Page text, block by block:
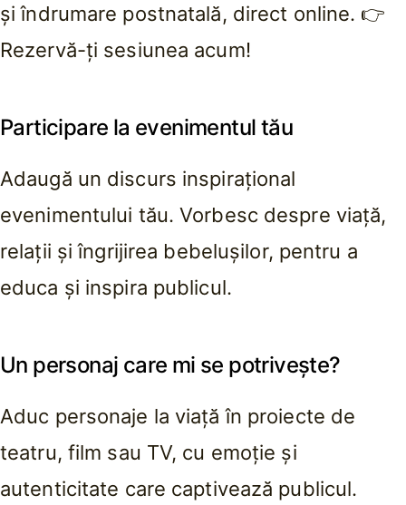
și îndrumare postnatală, direct online. 👉
Rezervă-ți sesiunea acum!
Participare la evenimentul tău
Adaugă un discurs inspirațional
evenimentului tău. Vorbesc despre viață,
relații și îngrijirea bebelușilor, pentru a
educa și inspira publicul.
Un personaj care mi se potrivește?
Aduc personaje la viață în proiecte de
teatru, film sau TV, cu emoție și
autenticitate care captivează publicul.